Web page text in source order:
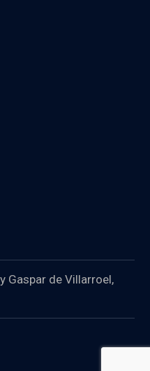
Gaspar de Villarroel,